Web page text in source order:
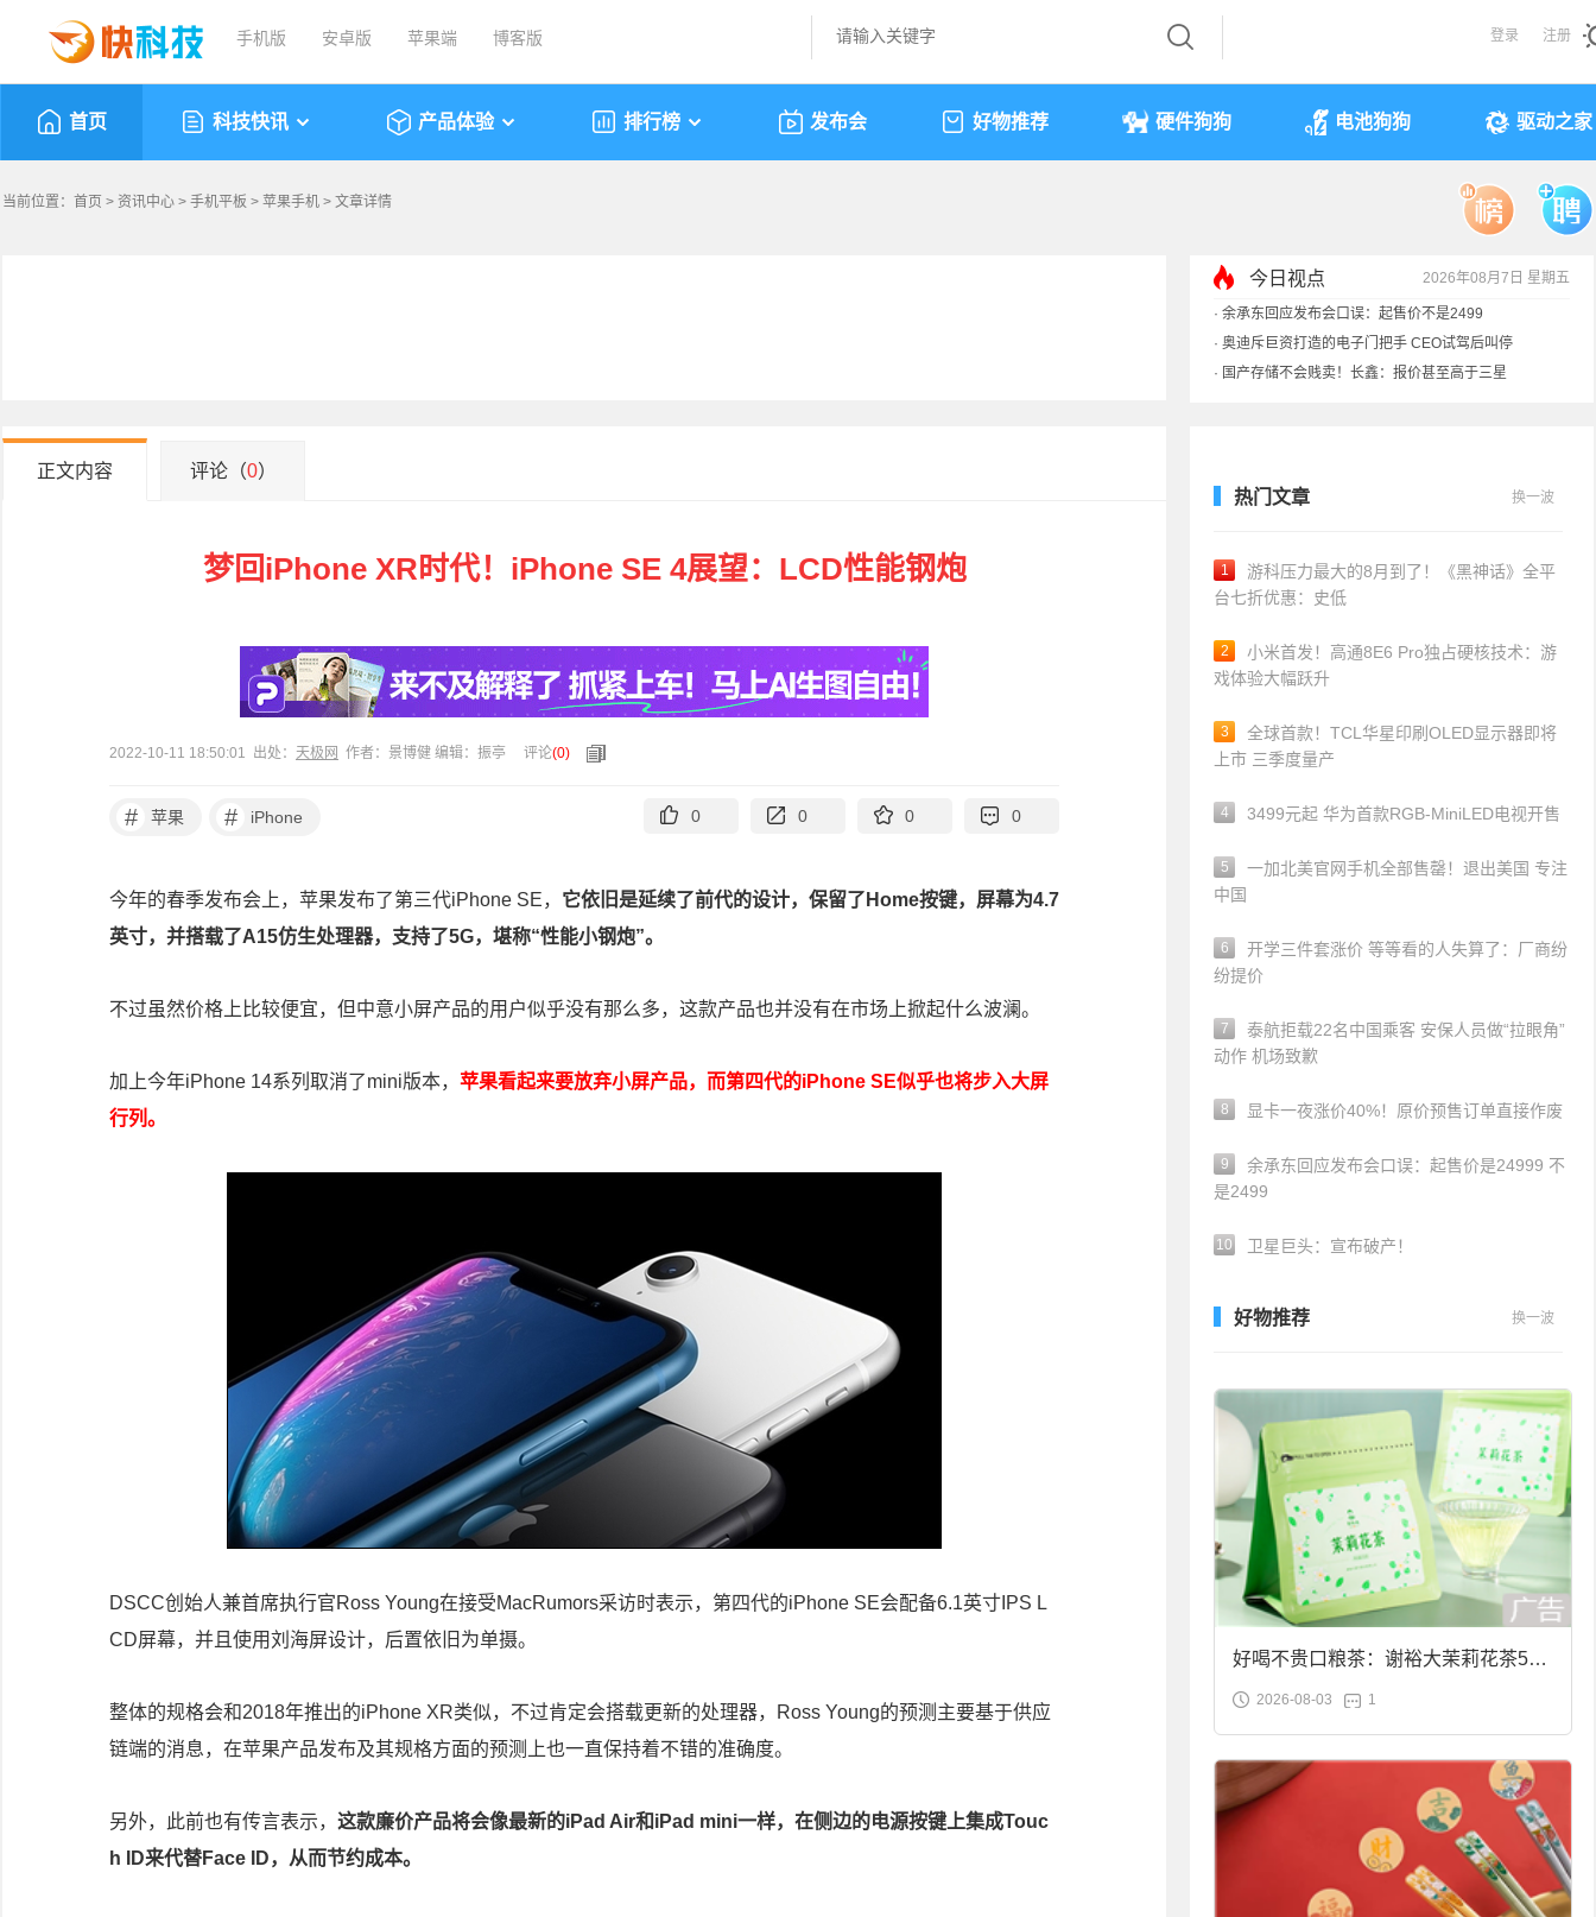
手机版 安卓版 苹果端 博客版 登录 注册
首页 科技快讯 产品体验 排行榜 发布会 好物推荐 硬件狗狗 电池狗狗 驱动之家
当前位置： 首页 > 资讯中心 > 手机平板 > 苹果手机 > 文章详情
今日视点 2026年08月7日 星期五
· 余承东回应发布会口误：起售价不是2499
· 奥迪斥巨资打造的电子门把手 CEO试驾后叫停
· 国产存储不会贱卖！长鑫：报价甚至高于三星
正文内容 评论（0）
梦回iPhone XR时代！iPhone SE 4展望：LCD性能钢炮
2022-10-11 18:50:01 出处： 天极网 作者：景博健 编辑：振亭 评论(0)
# 苹果 # iPhone 0 0 0 0
今年的春季发布会上，苹果发布了第三代iPhone SE， 它依旧是延续了前代的设计，保留了Home按键，屏幕为4.7
英寸，并搭载了A15仿生处理器，支持了5G，堪称“性能小钢炮”。
不过虽然价格上比较便宜，但中意小屏产品的用户似乎没有那么多，这款产品也并没有在市场上掀起什么波澜。
加上今年iPhone 14系列取消了mini版本， 苹果看起来要放弃小屏产品，而第四代的iPhone SE似乎也将步入大屏
行列。
DSCC创始人兼首席执行官Ross Young在接受MacRumors采访时表示，第四代的iPhone SE会配备6.1英寸IPS L
CD屏幕，并且使用刘海屏设计，后置依旧为单摄。
整体的规格会和2018年推出的iPhone XR类似，不过肯定会搭载更新的处理器，Ross Young的预测主要基于供应
链端的消息，在苹果产品发布及其规格方面的预测上也一直保持着不错的准确度。
另外，此前也有传言表示， 这款廉价产品将会像最新的iPad Air和iPad mini一样，在侧边的电源按键上集成Touc
h ID来代替Face ID，从而节约成本。
热门文章 换一波
1
游科压力最大的8月到了！《黑神话》全平
台七折优惠：史低
2
小米首发！高通8E6 Pro独占硬核技术：游
戏体验大幅跃升
3
全球首款！TCL华星印刷OLED显示器即将
上市 三季度量产
4 3499元起 华为首款RGB-MiniLED电视开售
5
一加北美官网手机全部售罄！退出美国 专注
中国
6
开学三件套涨价 等等看的人失算了：厂商纷
纷提价
7
泰航拒载22名中国乘客 安保人员做“拉眼角”
动作 机场致歉
8 显卡一夜涨价40%！原价预售订单直接作废
9
余承东回应发布会口误：起售价是24999 不
是2499
10 卫星巨头：宣布破产！
好物推荐 换一波
好喝不贵口粮茶：谢裕大茉莉花茶50g
袋装9.9元到手
2026-08-03 1